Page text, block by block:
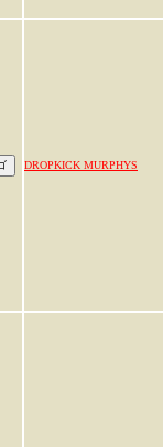
DROPKICK MURPHYS